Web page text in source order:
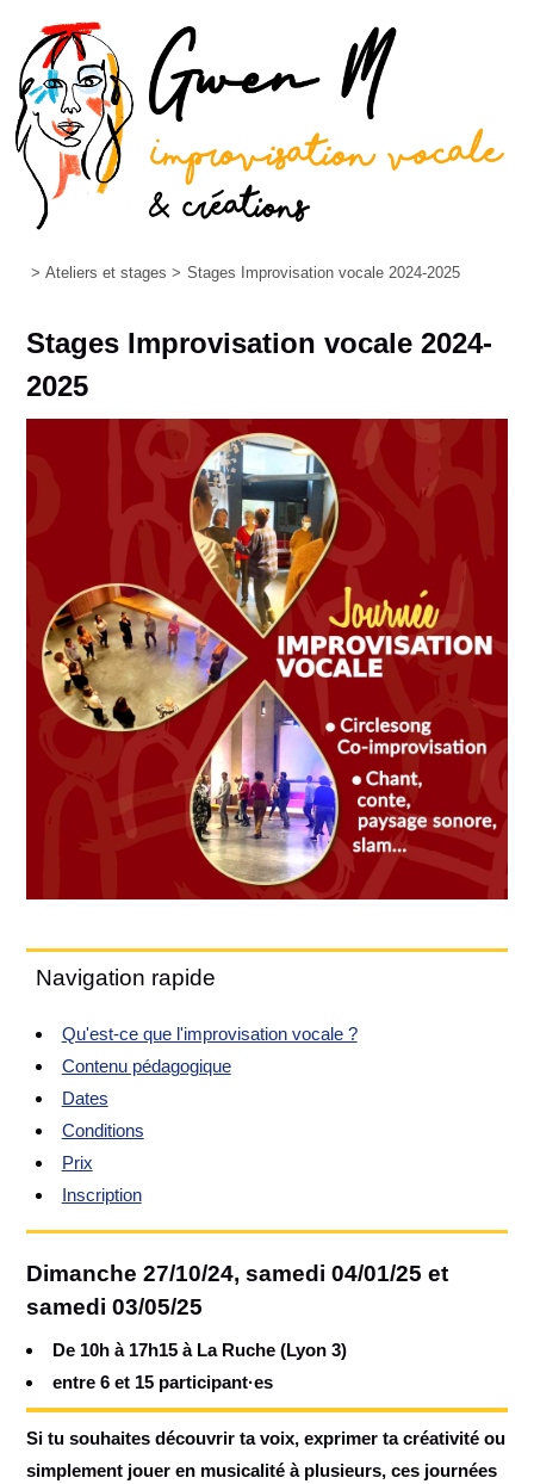
> Ateliers et stages > Stages Improvisation vocale 2024-2025
Stages Improvisation vocale 2024-
2025
Navigation rapide
Qu'est-ce que l'improvisation vocale ?
Contenu pédagogique
Dates
Conditions
Prix
Inscription
Dimanche 27/10/24, samedi 04/01/25 et
samedi 03/05/25
De 10h à 17h15 à La Ruche (Lyon 3)
entre 6 et 15 participant·es
Si tu souhaites découvrir ta voix, exprimer ta créativité ou
simplement jouer en musicalité à plusieurs, ces journées